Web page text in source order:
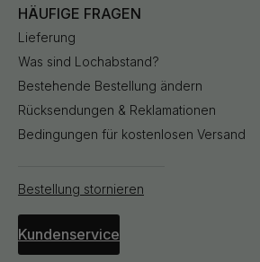
HÄUFIGE FRAGEN
Lieferung
Was sind Lochabstand?
Bestehende Bestellung ändern
Rücksendungen & Reklamationen
Bedingungen für kostenlosen Versand
Bestellung stornieren
Kundenservice